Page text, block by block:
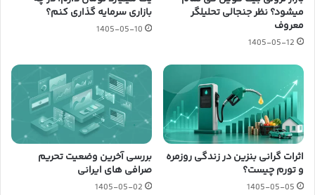
میشود؟ نظر جنجالی تحلیلگر
معروف
1405-05-12
بازاری سرمایه گذاری کنم؟
1405-05-10
اثرات گرانی بنزین در زندگی روزمره
و تورم چیست؟
1405-05-05
بررسی آخرین وضعیت تحریم
صرافی های ایرانی
1405-05-02